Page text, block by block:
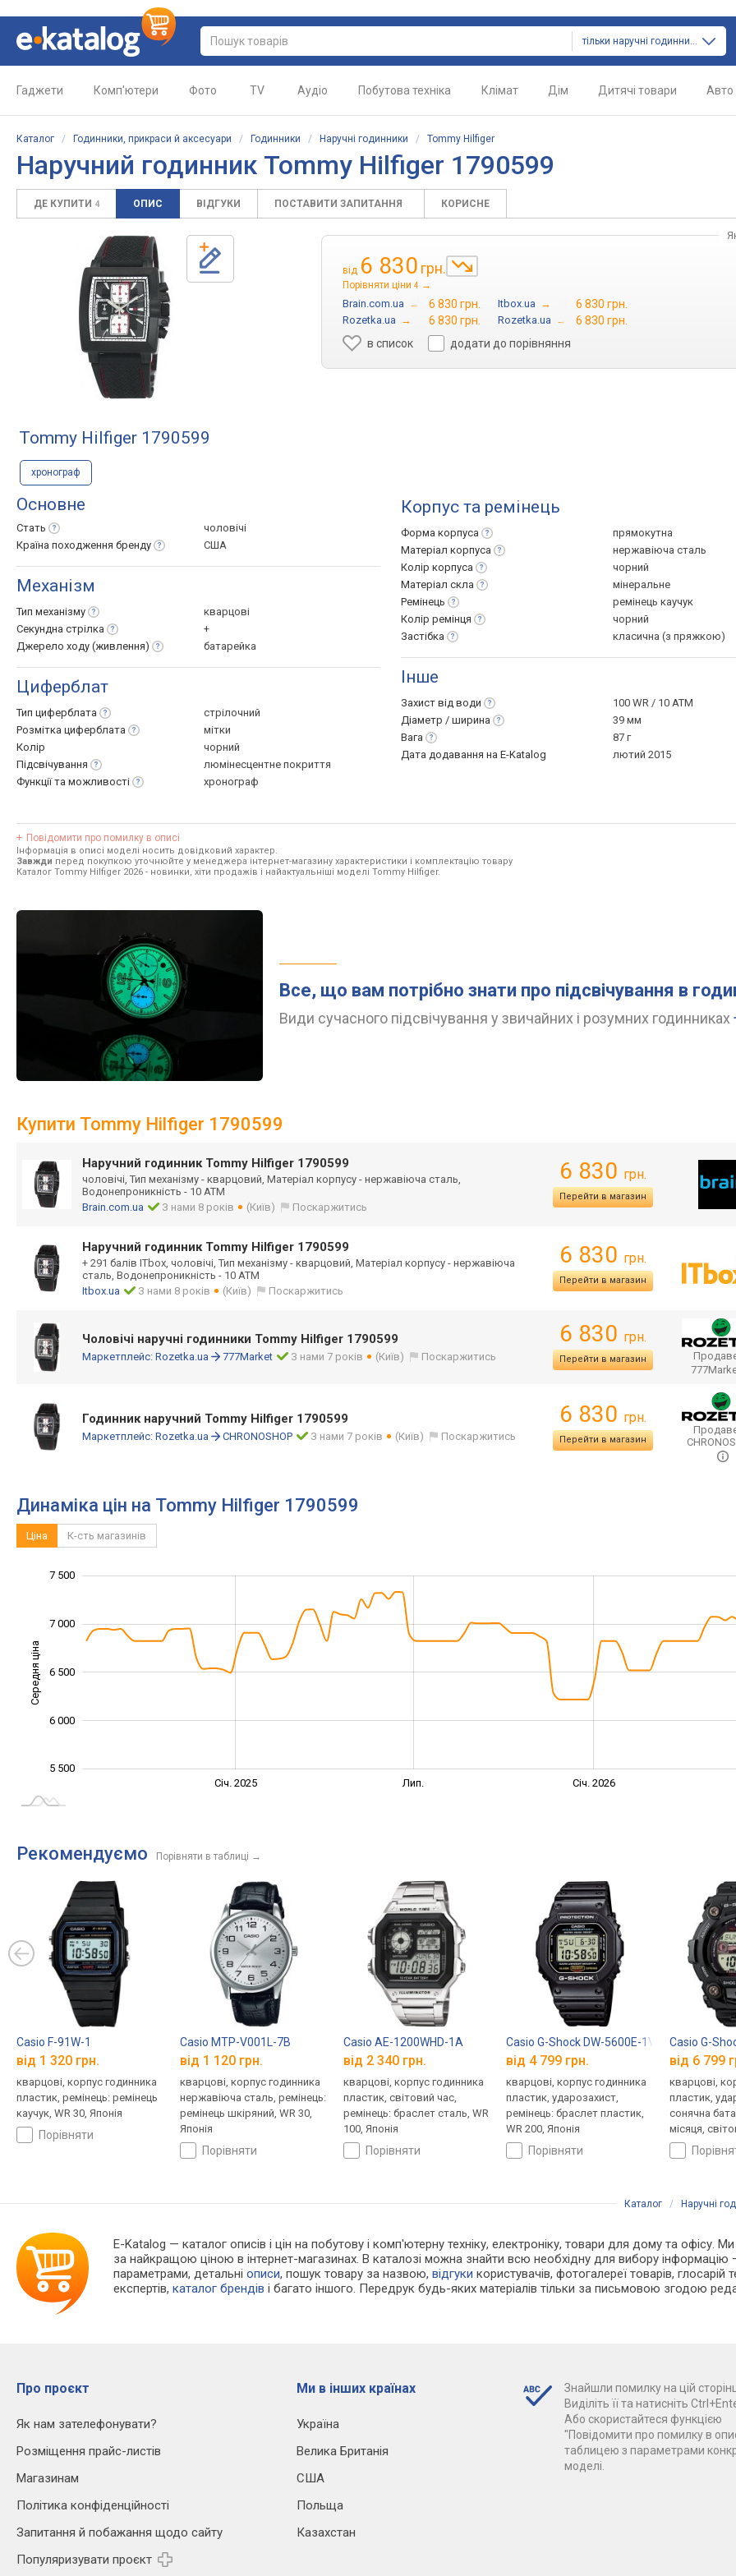
тільки наручні годинники
Гаджети Комп'ютери Фото TV Аудіо Побутова техніка Клімат Дім Дитячі товари Авто
Каталог / Годинники, прикраси й аксесуари / Годинники / Наручні годинники / Tommy Hilfiger
Наручний годинник Tommy Hilfiger 1790599
ДЕ КУПИТИ 4 ОПИС ВІДГУКИ ПОСТАВИТИ ЗАПИТАННЯ КОРИСНЕ
від 6 830 грн.
Порівняти ціни 4 →
Brain.com.ua → 6 830 грн. Itbox.ua → 6 830 грн.
Rozetka.ua → 6 830 грн. Rozetka.ua →
6 830 грн.
в список
додати до порівняння
Tommy Hilfiger 1790599
хронограф
Основне
Стать
чоловічі
Країна походження бренду США
Механізм
Тип механізму
кварцові
Секундна стрілка
+
Джерело ходу (живлення) батарейка
Циферблат
Тип циферблата
стрілочний
Розмітка циферблата
мітки
Колір
чорний
Підсвічування
люмінесцентне покриття
Функції та можливості хронограф
Корпус та ремінець
Форма корпуса
прямокутна
Матеріал корпуса
нержавіюча сталь
Колір корпуса
чорний
Матеріал скла
мінеральне
Ремінець
ремінець каучук
Колір ремінця
чорний
Застібка
класична (з пряжкою)
Інше
Захист від води
100 WR / 10 ATM
Діаметр / ширина
39 мм
Вага
87 г
Дата додавання на E-Katalog
лютий 2015
Повідомити про помилку в описі
Інформація в описі моделі носить довідковий характер.
Завжди перед покупкою уточнюйте у менеджера інтернет-магазину характеристики і комплектацію товару
Каталог Tommy Hilfiger 2026 - новинки, хіти продажів і найактуальніші моделі Tommy Hilfiger.
Все, що вам потрібно знати про підсвічування в
Види сучасного підсвічування у звичайних і розумних годинниках
Купити Tommy Hilfiger 1790599
Наручний годинник Tommy Hilfiger 1790599
чоловічі, Тип механізму - кварцовий, Матеріал корпусу - нержавіюча сталь,
Водонепроникність - 10 АТМ
Brain.com.ua
З нами 8 років (Київ) Поскаржитись
6 830 грн.
Перейти в магазин
Наручний годинник Tommy Hilfiger 1790599
+ 291 балів ITbox, чоловічі, Тип механізму - кварцовий, Матеріал корпусу - нержавіюча
сталь, Водонепроникність - 10 АТМ
Itbox.ua
З нами 8 років (Київ) Поскаржитись
6 830 грн.
Перейти в магазин
Чоловічі наручні годинники Tommy Hilfiger 1790599
Маркетплейс: Rozetka.ua 777Market З нами 7 років (Київ) Поскаржитись
6 830 грн.
Перейти в магазин
Годинник наручний Tommy Hilfiger 1790599
Маркетплейс: Rozetka.ua CHRONOSHOP З нами 7 років (Київ) Поскаржитись
6 830 грн.
Перейти в магазин
Динаміка цін на Tommy Hilfiger 1790599
Ціна К-сть магазинів
Середня ціна 5 500
5 500
6 000
6 500
7 000
7 500
Січ. 2025 Лип. Січ. 2026
Рекомендуємо Порівняти в таблиці →
Casio F-91W-1
від 1 320 грн.
кварцові, корпус годинника
пластик, ремінець: ремінець
каучук, WR 30, Японія
порівняти
Casio MTP-V001L-7B
від 1 120 грн.
кварцові, корпус годинника
нержавіюча сталь, ремінець:
ремінець шкіряний, WR 30,
Японія
порівняти
Casio AE-1200WHD-1A
від 2 340 грн.
кварцові, корпус годинника
пластик, світовий час,
ремінець: браслет сталь, WR
100, Японія
порівняти
Casio G-Shock DW-5600E-1V
від 4 799 грн.
кварцові, корпус годинника
пластик, ударозахист,
ремінець: браслет пластик,
WR 200, Японія
порівняти
Casio G-
від 6 799
кварцові,
пластик,
сонячна
місяця,
ремінець:
WR 200,
Каталог / Наручні
E-Katalog — каталог описів і цін на побутову і комп'ютерну техніку, електроніку, товари для дому та офісу.
за найкращою ціною в інтернет-магазинах. В каталозі можна знайти всю необхідну для вибору
параметрами, детальніописи, пошук товару за назвою,відгуки користувачів, фотогалереї товарів, глосарій
експертів,каталог брендів і багато іншого. Передрук будь-яких матеріалів тільки за письмовою згодою
Про проєкт
Як нам зателефонувати?
Розміщення прайс-листів
Магазинам
Політика конфіденційності
Запитання й побажання щодо сайту
Популяризувати проєкт
Ми в інших країнах
Україна
Велика Британія
США
Польща
Казахстан
Знайшли помилку на цій
Виділіть її та натисніть
Або скористайтеся функцією
"Повідомити про помилку в
таблицею з параметрами
моделі.